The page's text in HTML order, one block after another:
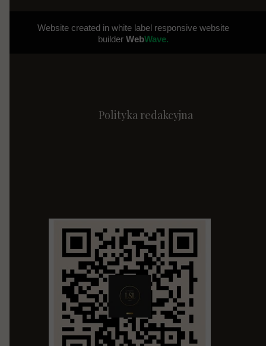
Polityka redakcyjna
Website created in white label responsive website
builder WebWave.